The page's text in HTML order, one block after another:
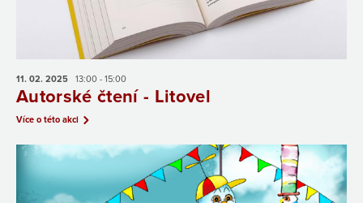
11. 02. 2025 13:00 - 15:00
Autorské čtení - Litovel
Více o této akci